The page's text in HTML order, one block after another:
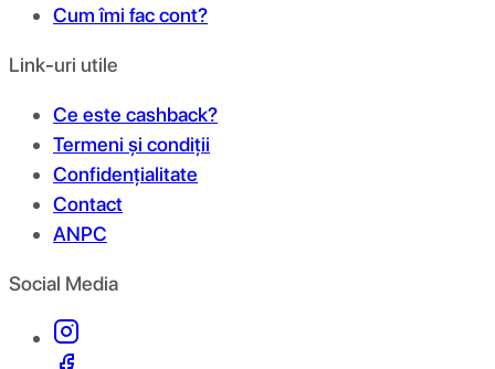
Cum îmi fac cont?
Link-uri utile
Ce este cashback?
Termeni și condiții
Confidențialitate
Contact
ANPC
Social Media